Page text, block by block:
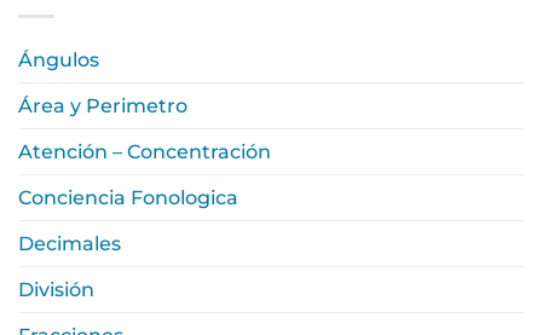
Ángulos
Área y Perimetro
Atención – Concentración
Conciencia Fonologica
Decimales
División